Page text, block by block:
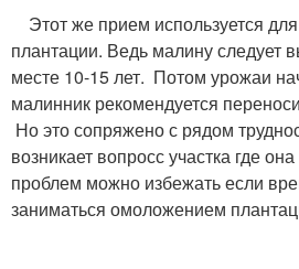
Этот же прием используется
плантации. Ведь малину следует
месте 10-15 лет. Потом урожаи
малинник рекомендуется
Но это сопряжено с рядом
возникает вопросс участка где
проблем можно избежать если
заниматься омоложением